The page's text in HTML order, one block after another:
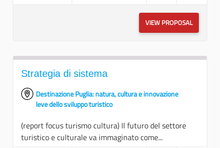
VIEW PROPOSAL
Strategia di sistema
Destinazione Puglia: natura, cultura e innovazione
leve dello sviluppo turistico
(report focus turismo cultura) Il futuro del settore
turistico e culturale va immaginato come...